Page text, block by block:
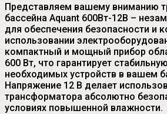
Представляем вашему вниманию
бассейна Aquant 600Вт-12В –
для обеспечения безопасности и
использовании
компактный и мощный прибор
600 Вт, что гарантирует
необходимых устройств в вашем
Напряжение 12 В делает
трансформатора абсолютно
условиях повышенной влажности.